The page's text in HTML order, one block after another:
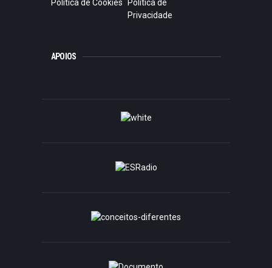
Política de Cookies
Política de
Privacidade
APOIOS